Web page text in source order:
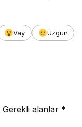
Vay
Üzgün
Gerekli alanlar *